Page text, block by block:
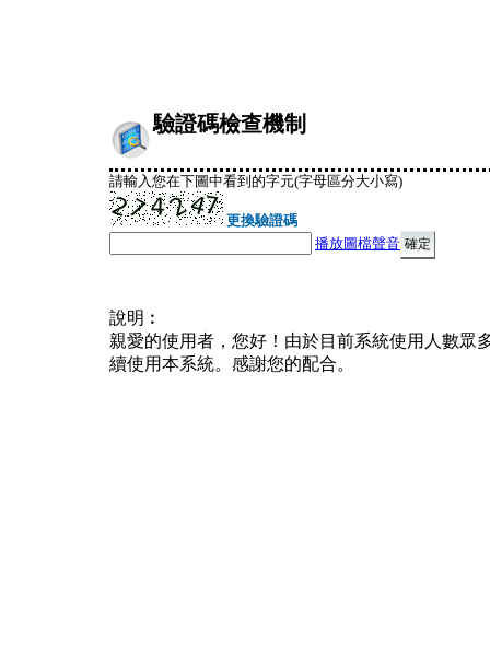
驗證碼檢查機制
請輸入您在下圖中看到的字元(字母區分大小寫)
更換驗證碼
播放圖檔聲音
說明︰
親愛的使用者，您好！由於目前系統使用人數眾
續使用本系統。感謝您的配合。